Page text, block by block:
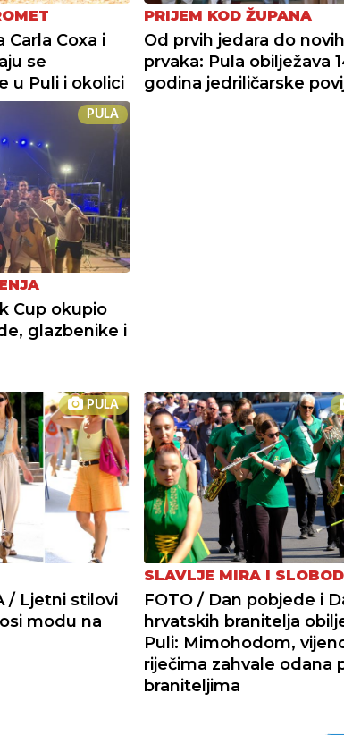
Coxa i
se
u Puli i okolici
PRIJEM KOD ŽUPANA
Od prvih jedara do novih
prvaka: Pula obilježava
godina jedriličarske
PULA
Cup okupio
glazbenike i
PULA
/ Ljetni stilovi
modu na
SLAVLJE MIRA I
FOTO / Dan pobjede i
hrvatskih branitelja
Puli: Mimohodom,
riječima zahvale odana
braniteljima